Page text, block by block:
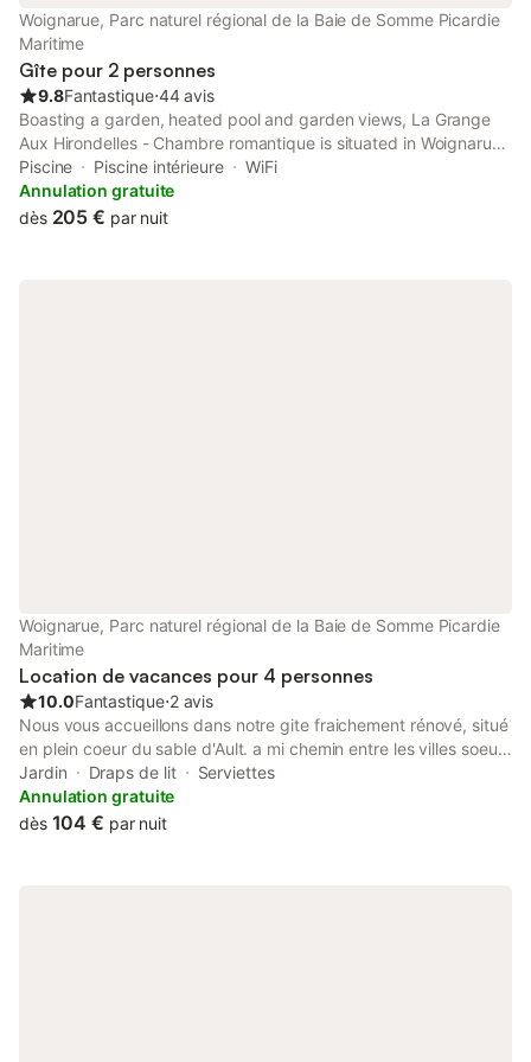
vous serez au cœur de la nature ! la mer est à proximité par les
sentiers pédestres à 900 m , la Baie à 12 kms
Woignarue, Parc naturel régional de la Baie de Somme Picardie
Maritime
Gîte pour 2 personnes
9.8Fantastique⋅44 avis
Boasting a garden, heated pool and garden views, La Grange
Aux Hirondelles - Chambre romantique is situated in Woignarue.
This property offers access to a terrace, a pool table, free
private parking and free WiFi.
Piscine Piscine intérieure
WiFi
Annulation gratuite
dès 205 € par nuit
Woignarue, Parc naturel régional de la Baie de Somme Picardie
Maritime
Location de vacances pour 4 personnes
10.0Fantastique⋅2 avis
Nous vous accueillons dans notre gite fraichement rénové, situé
en plein coeur du sable d'Ault. a mi chemin entre les villes soeurs
et la baie de somme. vous disposez d'une cuisine équipée, salle,
salon, salle de bain avec douche ainsi que deux chambre. Une
terrasse est également à votre disposition avec un barbecue.
Jardin Draps de lit
Serviettes
Annulation gratuite
dès 104 € par nuit